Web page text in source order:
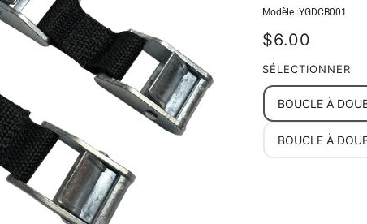
Modèle :YGDCB001
$6.00
SÉLECTIONNER
BOUCLE À
BOUCLE À